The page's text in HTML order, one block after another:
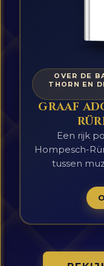
OVER DE
THORN EN
GRAAF
Een rijk
Hompesch-
tussen